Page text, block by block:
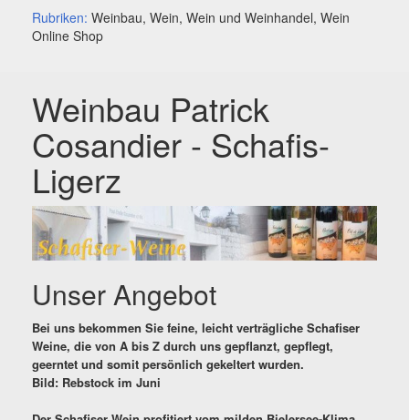
Rubriken: Weinbau, Wein, Wein und Weinhandel, Wein
Online Shop
Weinbau Patrick
Cosandier - Schafis-
Ligerz
Unser Angebot
Bei uns bekommen Sie feine, leicht verträgliche Schafiser
Weine, die von A bis Z durch uns gepflanzt, gepflegt,
geerntet und somit persönlich gekeltert wurden.
Bild: Rebstock im Juni